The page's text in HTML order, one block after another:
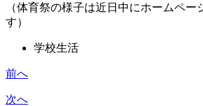
（体育祭の様子は近日中にホームペー
す）
学校生活
前へ
次へ